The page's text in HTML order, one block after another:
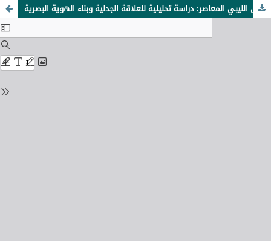
التشبيه والتجريد في التشكيل الليبي المعاصر: دراسة تحليلية للعلاقة الجدلية وبناء الهوية البصرية